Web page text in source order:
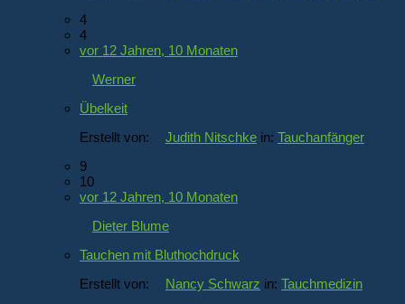
4
4
vor 12 Jahren, 10 Monaten
Werner
Übelkeit
Erstellt von:
Judith Nitschke in: Tauchanfänger
9
10
vor 12 Jahren, 10 Monaten
Dieter Blume
Tauchen mit Bluthochdruck
Erstellt von:
Nancy Schwarz in: Tauchmedizin